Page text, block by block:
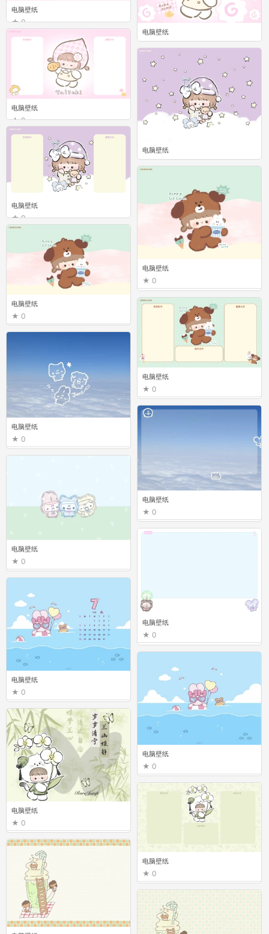
电脑壁纸
0
电脑壁纸
0
电脑壁纸
0
电脑壁纸
0
电脑壁纸
0
电脑壁纸
0
电脑壁纸
0
电脑壁纸
0
电脑壁纸
0
电脑壁纸
0
电脑壁纸
0
电脑壁纸
0
电脑壁纸
0
电脑壁纸
0
电脑壁纸
0
电脑壁纸
0